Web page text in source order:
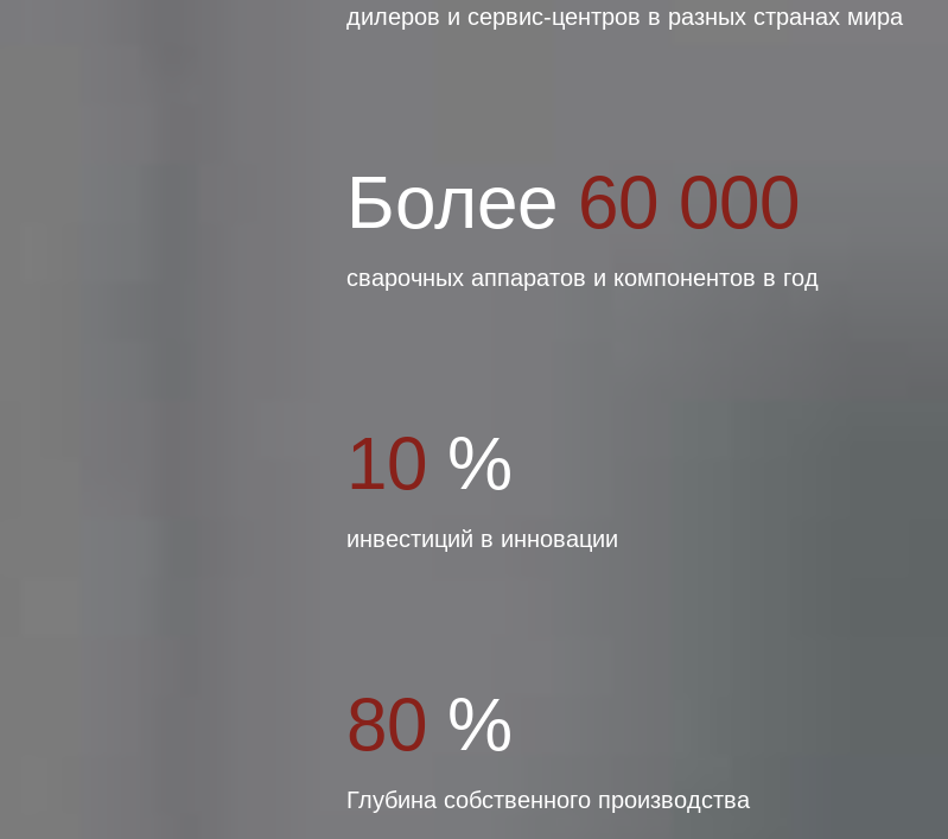
дилеров и сервис-центров в разных странах мира
Более 60 000
сварочных аппаратов и компонентов в год
10 %
инвестиций в инновации
80 %
Глубина собственного производства